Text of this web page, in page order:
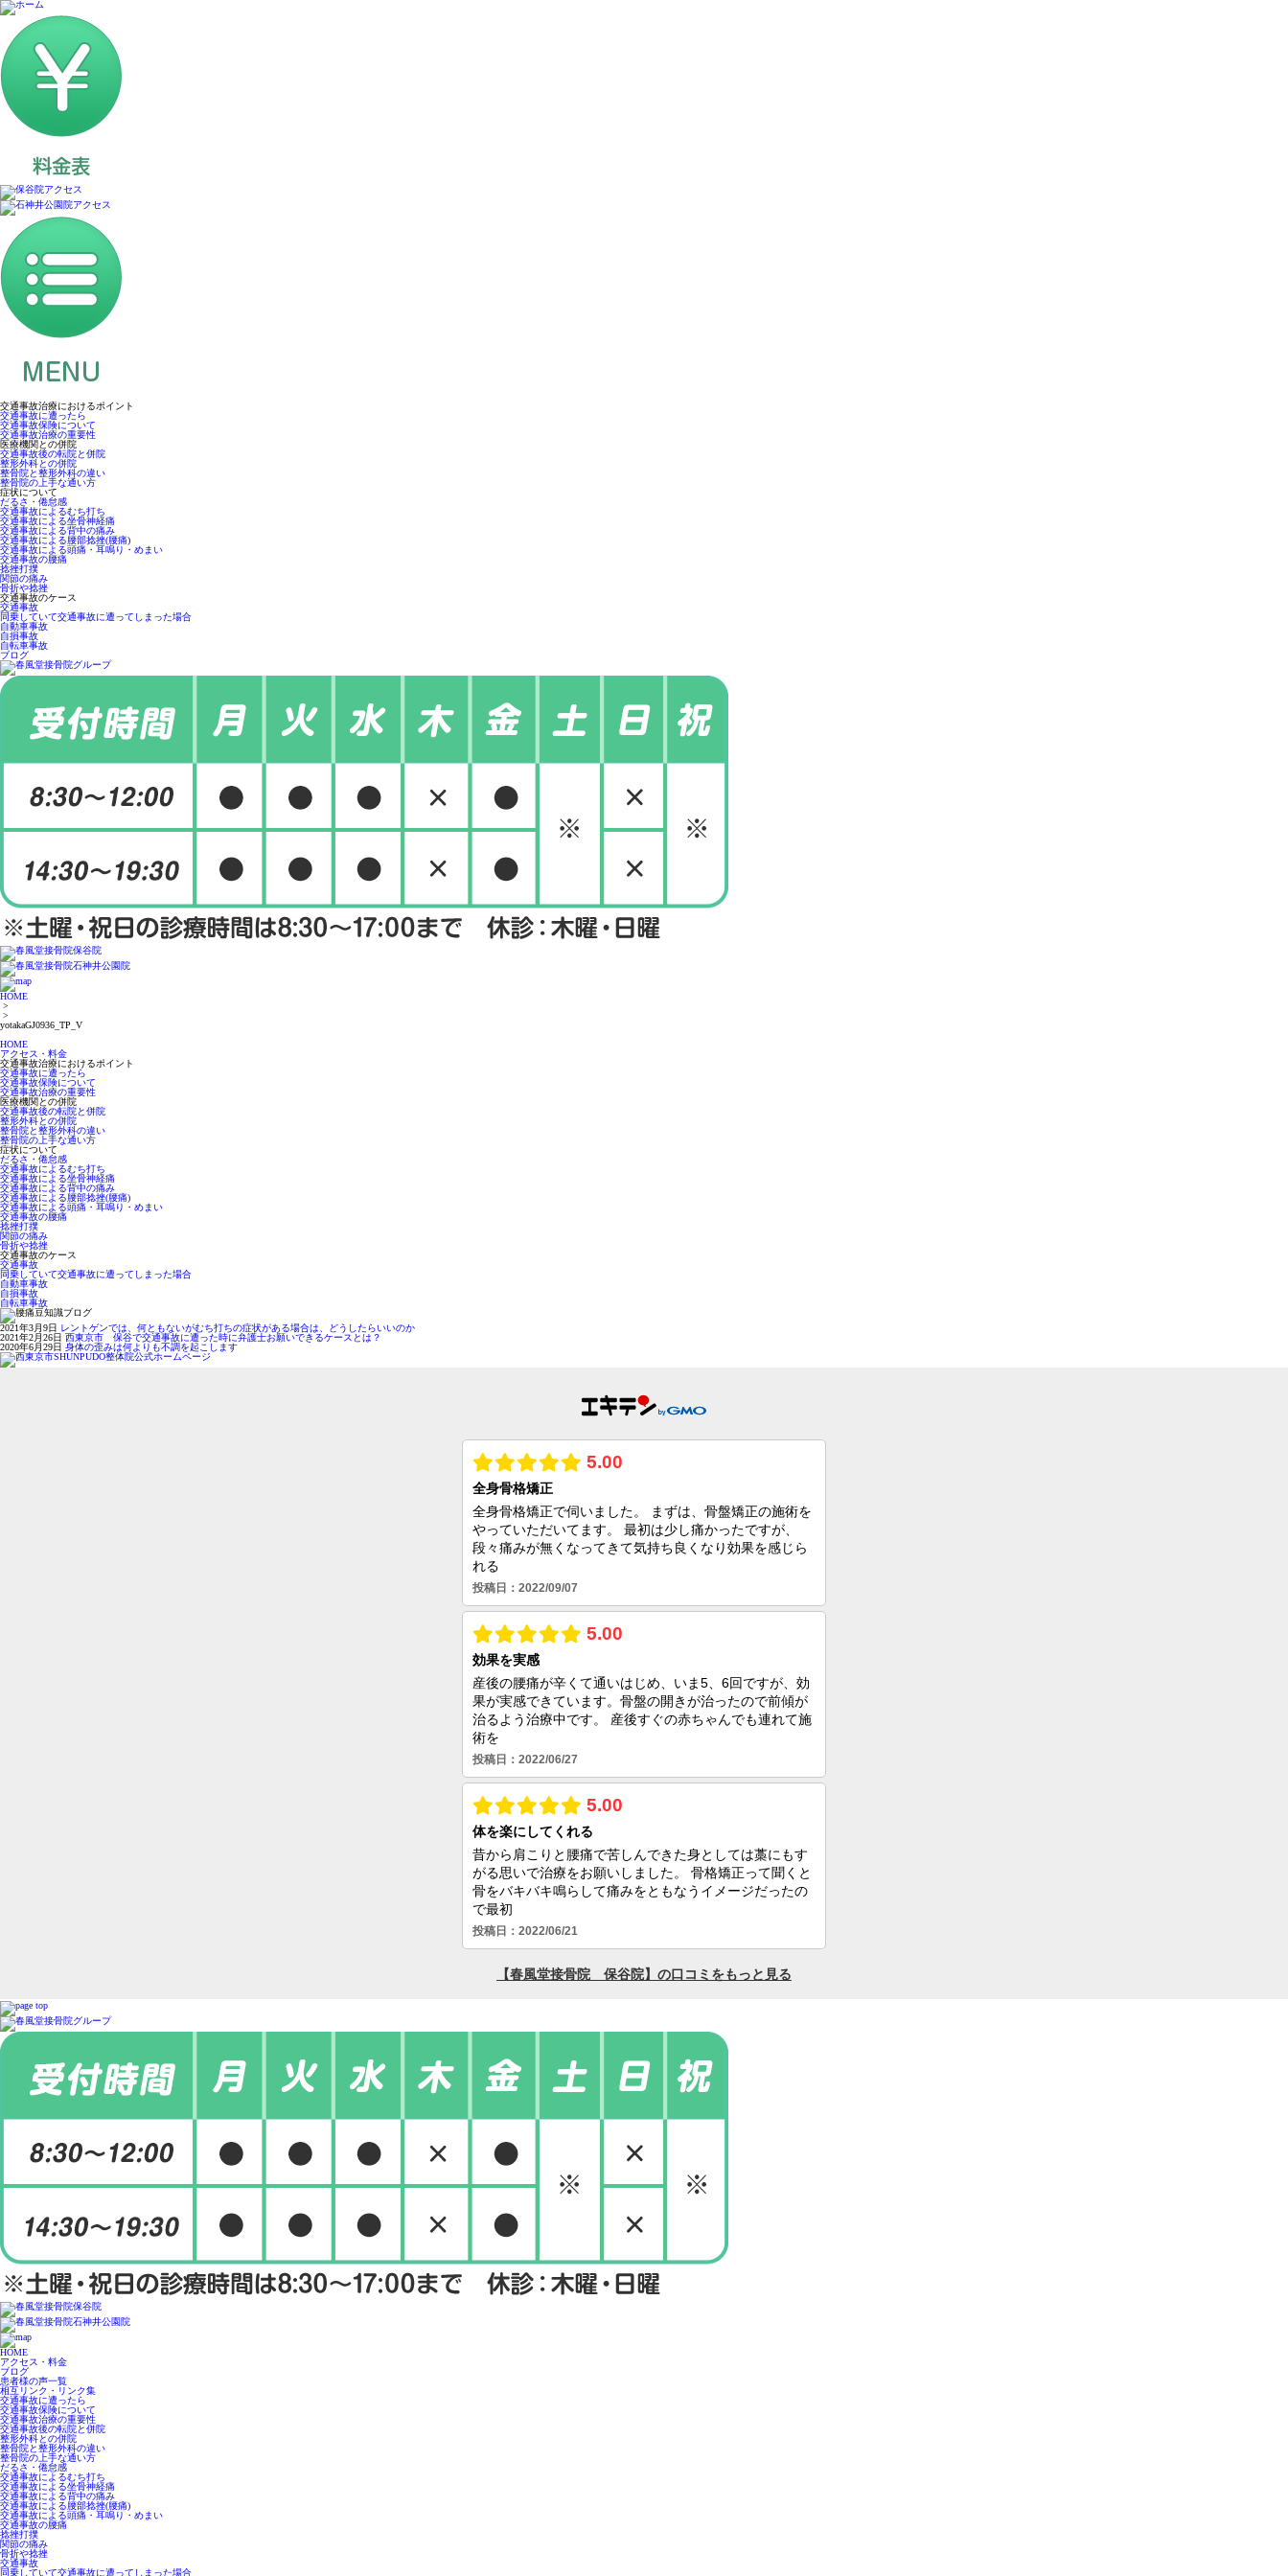
交通事故治療におけるポイント
交通事故に遭ったら
交通事故保険について
交通事故治療の重要性
医療機関との併院
交通事故後の転院と併院
整形外科との併院
整骨院と整形外科の違い
整骨院の上手な通い方
症状について
だるさ・倦怠感
交通事故によるむち打ち
交通事故による坐骨神経痛
交通事故による背中の痛み
交通事故による腰部捻挫(腰痛)
交通事故による頭痛・耳鳴り・めまい
交通事故の腰痛
捻挫打撲
関節の痛み
骨折や捻挫
交通事故のケース
交通事故
同乗していて交通事故に遭ってしまった場合
自動車事故
自損事故
自転車事故
ブログ
HOME
>
>
yotakaGJ0936_TP_V
HOME
アクセス・料金
交通事故治療におけるポイント
交通事故に遭ったら
交通事故保険について
交通事故治療の重要性
医療機関との併院
交通事故後の転院と併院
整形外科との併院
整骨院と整形外科の違い
整骨院の上手な通い方
症状について
だるさ・倦怠感
交通事故によるむち打ち
交通事故による坐骨神経痛
交通事故による背中の痛み
交通事故による腰部捻挫(腰痛)
交通事故による頭痛・耳鳴り・めまい
交通事故の腰痛
捻挫打撲
関節の痛み
骨折や捻挫
交通事故のケース
交通事故
同乗していて交通事故に遭ってしまった場合
自動車事故
自損事故
自転車事故
2021年3月9日 レントゲンでは、何ともないがむち打ちの症状がある場合は、どうしたらいいのか
2021年2月26日 西東京市 保谷で交通事故に遭った時に弁護士お願いできるケースとは？
2020年6月29日 身体の歪みは何よりも不調を起こします
HOME
アクセス・料金
ブログ
患者様の声一覧
相互リンク・リンク集
交通事故に遭ったら
交通事故保険について
交通事故治療の重要性
交通事故後の転院と併院
整形外科との併院
整骨院と整形外科の違い
整骨院の上手な通い方
だるさ・倦怠感
交通事故によるむち打ち
交通事故による坐骨神経痛
交通事故による背中の痛み
交通事故による腰部捻挫(腰痛)
交通事故による頭痛・耳鳴り・めまい
交通事故の腰痛
捻挫打撲
関節の痛み
骨折や捻挫
交通事故
同乗していて交通事故に遭ってしまった場合